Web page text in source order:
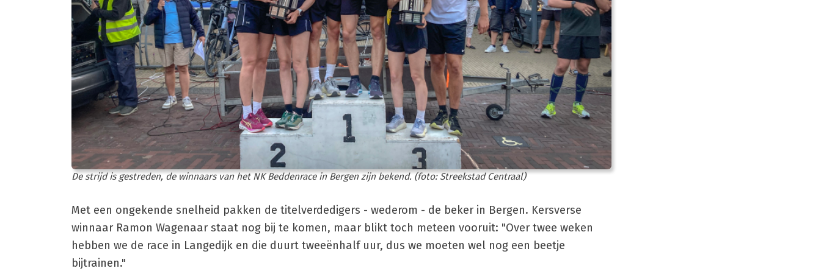
De strijd is gestreden, de winnaars van het NK Beddenrace in Bergen zijn bekend. (foto: Streekstad Centraal)
Met een ongekende snelheid pakken de titelverdedigers - wederom - de beker in Bergen. Kersverse
winnaar Ramon Wagenaar staat nog bij te komen, maar blikt toch meteen vooruit: "Over twee weken
hebben we de race in Langedijk en die duurt tweeënhalf uur, dus we moeten wel nog een beetje
bijtrainen."